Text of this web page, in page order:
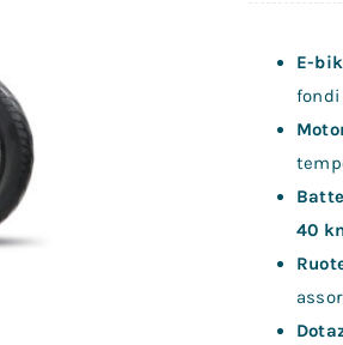
E-
fondi
40